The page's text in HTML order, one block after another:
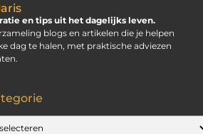
en tips uit het dagelijks leven.
blogs en artikelen die je helpen
dag te halen, met praktische adviezen